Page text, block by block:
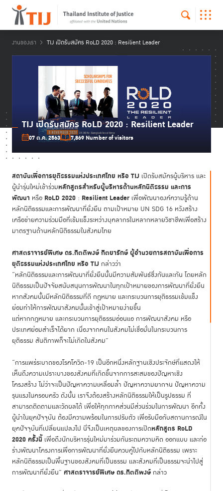
งานของเรา TIJ เปิดรับสมัคร RoLD 2020 : Resilient Leader
TIJ เปิดรับสมัคร RoLD 2020 : Resilient Leader
07 ต.ค. 2563 7,869 Number of visitors
สถาบันเพื่อการยุติธรรมแห่งประเทศไทย หรือ TIJ เปิดรับสมัครผู้บริหาร และ
ผู้นำรุ่นใหม่เข้าร่วมหลักสูตรสำหรับผู้บริหารด้านหลักนิติธรรม และการ
พัฒนา หรือ RoLD 2020 : Resilient Leader เพื่อพัฒนาองค์ความรู้ด้าน
หลักนิติธรรมและการพัฒนาที่ยั่งยืน ตามเป้าหมาย UN SDG 16 หวังสร้าง
เครือข่ายความร่วมมือที่เข้มแข็งระหว่างบุคลากรในหลากหลายวิชาชีพเพื่อสร้าง
มาตรฐานด้านหลักนิติธรรมในสังคมไทย
ศาสตราจารย์พิเศษ ดร.กิตติพงษ์ กิตยารักษ์ ผู้อำนวยการสถาบันเพื่อการ
ยุติธรรมแห่งประเทศไทย หรือ TIJ กล่าวว่า
“หลักนิติธรรมและการพัฒนาที่ยั่งยืนนั้นมีความสัมพันธ์ซึ่งกันและกัน โดยหลัก
นิติธรรมเป็นปัจจัยสนับสนุนการพัฒนาในทุกเป้าหมายของการพัฒนาที่ยั่งยืน
หากสังคมนั้นมีหลักนิติธรรมที่ดี กฎหมาย และกระบวนการยุติธรรมเข้มแข็ง
ย่อมทำให้การพัฒนาสังคมนั้นเข้าสู่เป้าหมายง่ายขึ้น
แต่หากกฎหมาย และกระบวนการยุติธรรมอ่อนแอ การพัฒนาสังคม หรือ
ประเทศย่อมสำเร็จได้ยาก เนื่องจากคนในสังคมไม่เชื่อมั่นในกระบวนการ
ยุติธรรม สันติภาพก็จะไม่เกิดในสังคม”
“การแพร่ระบาดของโรคโควิด-19 เป็นอีกหนึ่งหลักฐานเชิงประจักษ์ที่แสดงให้
เห็นถึงความเปราะบางของสังคมที่เกิดขึ้นจากการสะสมของปัญหาเชิง
โครงสร้าง ไม่ว่าจะเป็นปัญหาความเหลื่อมล้ำ ปัญหาความยากจน ปัญหาความ
รุนแรงในครอบครัว ดังนั้น เราจึงต้องสร้างหลักนิติธรรมให้เป็นรูปธรรม ที่
สามารถติดตามและวัดผลได้ เพื่อให้ทุกภาคส่วนมีส่วนร่วมในการพัฒนา อีกทั้ง
ผู้นำในยุคปัจจุบัน ต้องมีความพร้อมในการปรับตัว เพื่อรับมือกับสถานการณ์ใน
ยุคปัจจุบันที่เปลี่ยนแปลงไป นี่จึงเป็นเหตุผลของการเปิดหลักสูตร RoLD
2020 ครั้งนี้ เพื่อดึงนักบริหารรุ่นใหม่มาร่วมกันระดมความคิด ออกแบบ และก่อ
ร่างพัฒนาโครงการเพื่อการพัฒนาที่ยั่งยืนควบคู่ไปกับหลักนิติธรรม เพราะ
หลักนิติธรรมเป็นพื้นฐานของสังคมที่เป็นธรรม และสังคมที่เป็นธรรมจะนำไปสู่
การพัฒนาที่ยั่งยืน” ศาสตราจารย์พิเศษ ดร.กิตติพงษ์ กล่าว